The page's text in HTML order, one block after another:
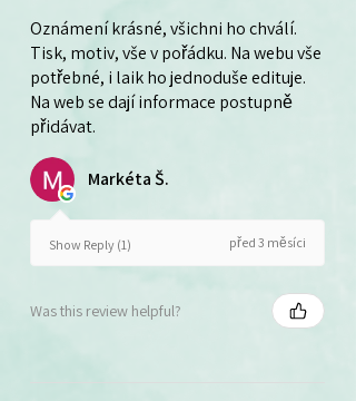
Oznámení krásné, všichni ho chválí.
Tisk, motiv, vše v pořádku. Na webu vše
potřebné, i laik ho jednoduše edituje.
Na web se dají informace postupně
přidávat.
Markéta Š.
Show Reply (1) před 3 měsíci
Was this review helpful?